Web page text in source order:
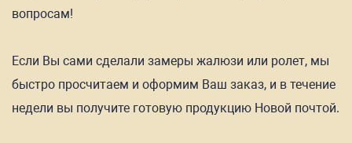
вопросам!
Если Вы сами сделали замеры жалюзи или ролет, мы
быстро просчитаем и оформим Ваш заказ, и в течение
недели вы получите готовую продукцию Новой почтой.